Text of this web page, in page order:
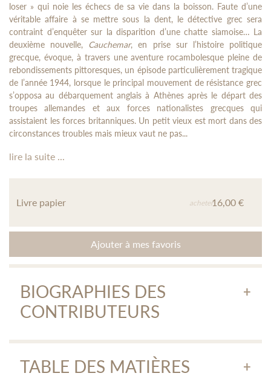
loser » qui noie les échecs de sa vie dans la boisson. Faute d’une
véritable affaire à se mettre sous la dent, le détective grec sera
contraint d’enquêter sur la disparition d’une chatte siamoise… La
deuxième nouvelle, Cauchemar, en prise sur l’histoire politique
grecque, évoque, à travers une aventure rocambolesque pleine de
rebondissements pittoresques, un épisode particulièrement tragique
de l’année 1944, lorsque le principal mouvement de résistance grec
s’opposa au débarquement anglais à Athènes après le départ des
troupes allemandes et aux forces nationalistes grecques qui
assistaient les forces britanniques. Un petit vieux est mort dans des
circonstances troubles mais mieux vaut ne pas...
lire la suite ...
Livre papier acheter16,00 €
Ajouter à mes favoris
BIOGRAPHIES DES
CONTRIBUTEURS
Andréas Apostolidis, a traduit pour le compte des éditions
TABLE DES MATIÈRES